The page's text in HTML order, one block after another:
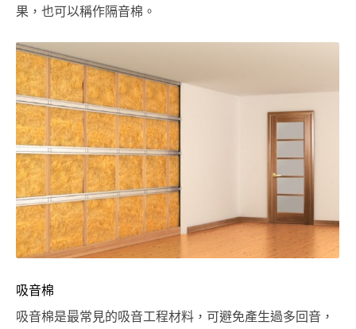
果，也可以稱作隔音棉。
吸音棉
吸音棉是最常見的吸音工程材料，可避免產生過多回音，